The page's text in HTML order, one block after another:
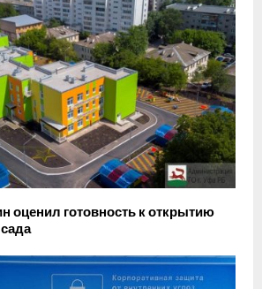
оценил готовность к открытию